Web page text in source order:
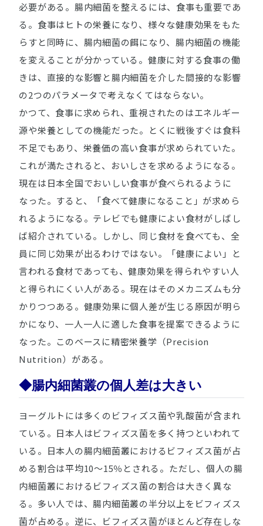
必要がある。腸内細菌を整えるには、食事も重要であ
る。食事はヒトの栄養になり、様々な健康効果をもた
らすと同時に、腸内細菌の餌になり、腸内細菌の機能
を変えることが分かっている。健康に対する食事の働
きは、直接的な影響と腸内細菌を介した間接的な影響
の2つのパラメータで考えなくてはならない。
かつて、食事に求められ、重視されたのはエネルギー
源や栄養としての機能だった。とくに戦後すぐは食料
不足でもあり、栄養価の高い食事が求められていた。
これが満たされると、おいしさを求めるようになる。
現在は日本全国でおいしい食事が食べられるように
なった。すると、「食べて健康になること」が求めら
れるようになる。テレビでも健康によい食材がしばし
ば紹介されている。しかし、同じ食材を食べても、全
員に同じ効果が出るわけではない。「健康によい」と
言われる食材であっても、健康効果を得られやすい人
と得られにくい人がある。現在はそのメカニズムも分
かりつつある。健康効果に個人差が生じる原因が明ら
かになり、一人一人に適した食事を提案できるように
なった。このベースに精密栄養学（Precision
Nutrition）がある。
◆腸内細菌叢の個人差は大きい
ヨーグルトには多くのビフィズス菌や乳酸菌が含まれ
ている。日本人はビフィズス菌を多く持つといわれて
いる。日本人の腸内細菌叢におけるビフィズス菌が占
める割合は平均10～15％とされる。ただし、個人の腸
内細菌叢におけるビフィズス菌の割合は大きく異な
る。多い人では、腸内細菌叢の半分以上をビフィズス
菌が占める。逆に、ビフィズス菌がほとんど存在しな